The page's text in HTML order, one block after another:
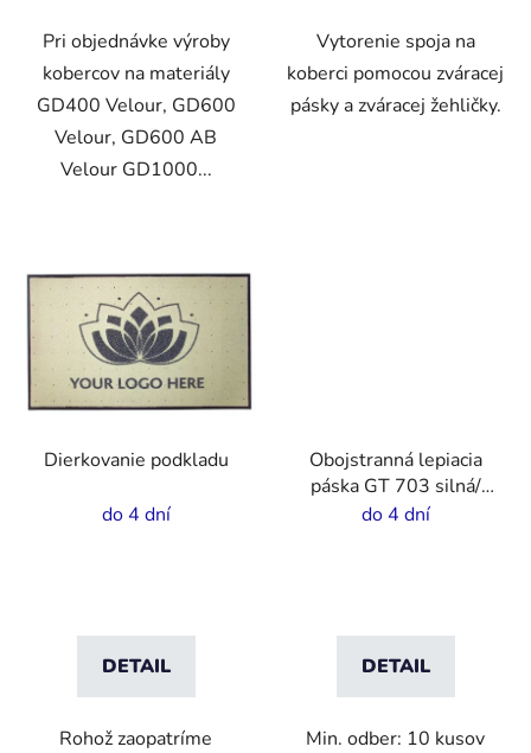
Pri objednávke výroby
kobercov na materiály
GD400 Velour, GD600
Velour, GD600 AB
Velour GD1000...
Vytorenie spoja na
koberci pomocou zváracej
pásky a zváracej žehličky.
Dierkovanie podkladu
do 4 dní
DETAIL
Rohož zaopatríme
Obojstranná lepiacia
páska GT 703 silná/
tenká
do 4 dní
DETAIL
Min. odber: 10 kusov